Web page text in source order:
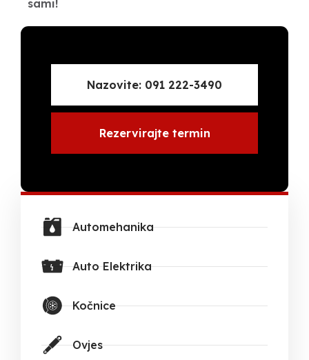
sami!
Nazovite: 091 222-3490
Rezervirajte termin
Automehanika
Auto Elektrika
Kočnice
Ovjes